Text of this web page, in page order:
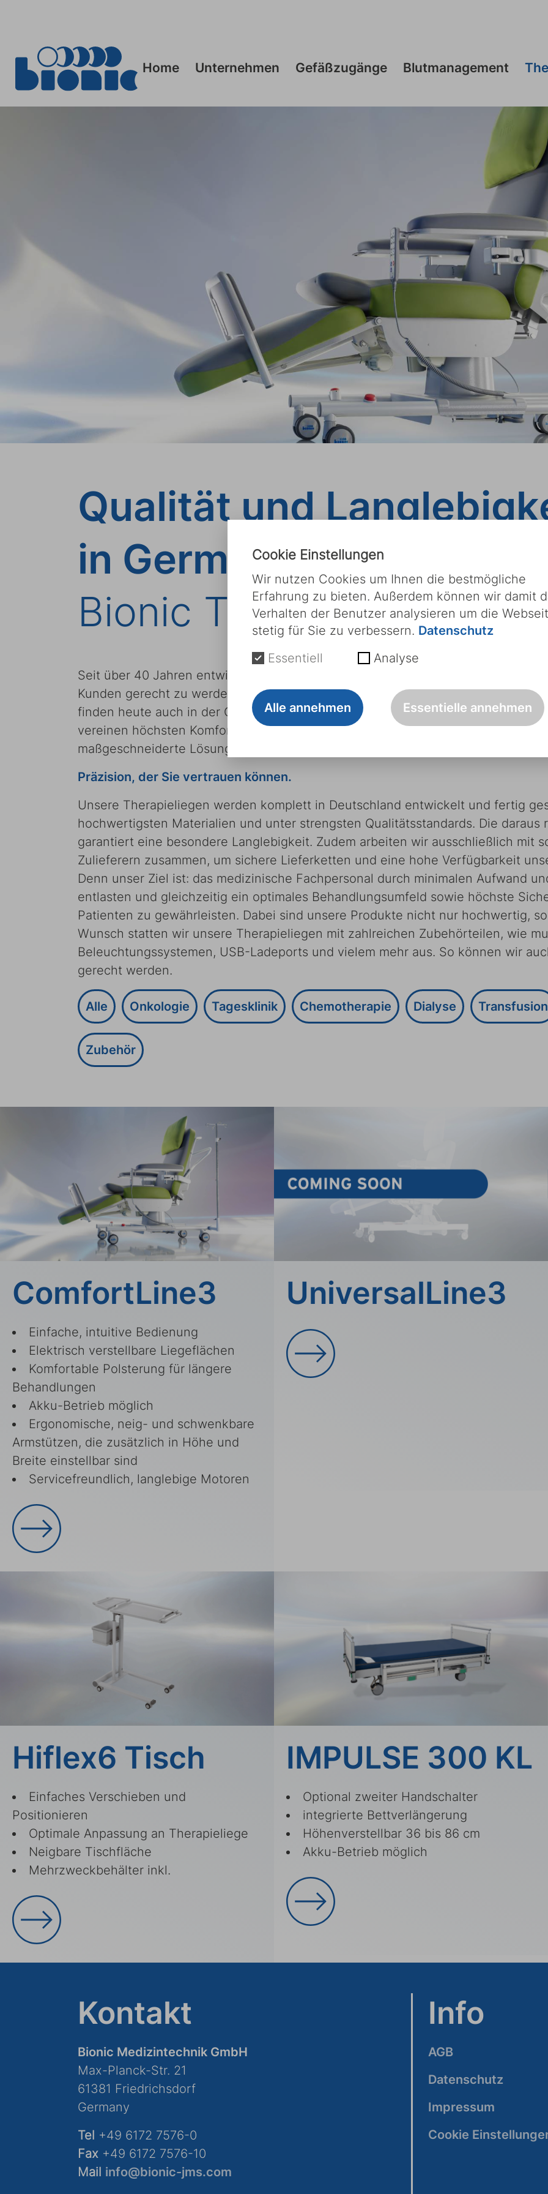
Home Unternehmen Gefäßzugänge Blutmanagement
Qualität und
in Germany.
Bionic Therapiemobiliar.
Seit über 40 Jahren entwickeln wir unsere Therapieliegen stetig weiter, um den
Kunden gerecht zu werden. Unsere hochwertigen Liegen, ursprünglich für die
finden heute auch in der Onkologie, Plasmapherese und Blutspende vielseitige
vereinen höchsten Komfort und außerordentliche Langlebigkeit mit
maßgeschneiderte Lösungen für verschiedenste medizinische Anforderungen.
Präzision, der Sie vertrauen können.
Unsere Therapieliegen werden komplett in Deutschland entwickelt und fertig
hochwertigsten Materialien und unter strengsten Qualitätsstandards. Die
garantiert eine besondere Langlebigkeit. Zudem arbeiten wir ausschließlich mit
Zulieferern zusammen, um sichere Lieferketten und eine hohe Verfügbarkeit
Denn unser Ziel ist: das medizinische Fachpersonal durch minimalen Aufwand
entlasten und gleichzeitig ein optimales Behandlungsumfeld sowie höchste
Patienten zu gewährleisten. Dabei sind unsere Produkte nicht nur hochwertig,
Wunsch statten wir unsere Therapieliegen mit zahlreichen Zubehörteilen, wie
Beleuchtungssystemen, USB-Ladeports und vielem mehr aus. So können wir
gerecht werden.
Alle Onkologie Tagesklinik Chemotherapie Dialyse Transfusion
Zubehör
ComfortLine3
Einfache, intuitive Bedienung
Elektrisch verstellbare Liegeflächen
Komfortable Polsterung für längere
Behandlungen
Akku-Betrieb möglich
Ergonomische, neig- und schwenkbare
Armstützen, die zusätzlich in Höhe und
Breite einstellbar sind
Servicefreundlich, langlebige Motoren
UniversalLine3
Hiflex6 Tisch
Einfaches Verschieben und
Positionieren
Optimale Anpassung an Therapieliege
Neigbare Tischfläche
Mehrzweckbehälter inkl.
IMPULSE 300 KL
Optional zweiter Handschalter
integrierte Bettverlängerung
Höhenverstellbar 36 bis 86 cm
Akku-Betrieb möglich
Kontakt
Bionic Medizintechnik GmbH
Max-Planck-Str. 21
61381 Friedrichsdorf
Germany
Tel +49 6172 7576-0
Fax +49 6172 7576-10
Mail info@bionic-jms.com
Info
AGB
Datenschutz
Impressum
Cookie
Cookie Einstellungen
Wir nutzen Cookies um Ihnen die bestmögliche
Erfahrung zu bieten. Außerdem können wir damit
Verhalten der Benutzer analysieren um die
stetig für Sie zu verbessern. Datenschutz
Essentiell
Analyse
Alle annehmen Essentielle annehmen